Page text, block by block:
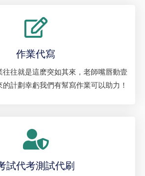
作業代寫
往往就是這麽突如其來，老師嘴唇動壹
計劃幸虧我們有幫寫作業可以助力！
試代考測試代刷